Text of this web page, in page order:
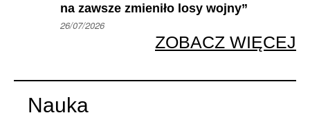
na zawsze zmieniło losy wojny”
26/07/2026
ZOBACZ WIĘCEJ
Nauka